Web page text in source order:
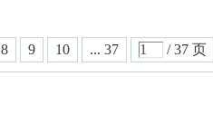
8 9 10 ... 37 / 37 页